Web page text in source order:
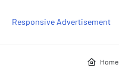
Responsive Advertisement
Home